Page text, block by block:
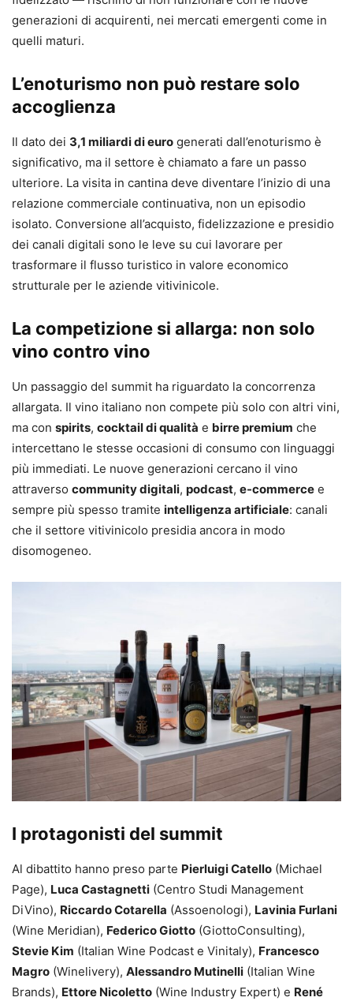
generazioni di acquirenti, nei mercati emergenti come in
quelli maturi.
L’enoturismo non può restare solo
accoglienza
Il dato dei 3,1 miliardi di euro generati dall’enoturismo è
significativo, ma il settore è chiamato a fare un passo
ulteriore. La visita in cantina deve diventare l’inizio di una
relazione commerciale continuativa, non un episodio
isolato. Conversione all’acquisto, fidelizzazione e presidio
dei canali digitali sono le leve su cui lavorare per
trasformare il flusso turistico in valore economico
strutturale per le aziende vitivinicole.
La competizione si allarga: non solo
vino contro vino
Un passaggio del summit ha riguardato la concorrenza
allargata. Il vino italiano non compete più solo con altri vini,
ma con spirits, cocktail di qualità e birre premium che
intercettano le stesse occasioni di consumo con linguaggi
più immediati. Le nuove generazioni cercano il vino
attraverso community digitali, podcast, e-commerce e
sempre più spesso tramite intelligenza artificiale: canali
che il settore vitivinicolo presidia ancora in modo
disomogeneo.
I protagonisti del summit
Al dibattito hanno preso parte Pierluigi Catello (Michael
Page), Luca Castagnetti (Centro Studi Management
DiVino), Riccardo Cotarella (Assoenologi), Lavinia Furlani
(Wine Meridian), Federico Giotto (GiottoConsulting),
Stevie Kim (Italian Wine Podcast e Vinitaly), Francesco
Magro (Winelivery), Alessandro Mutinelli (Italian Wine
Brands), Ettore Nicoletto (Wine Industry Expert) e René